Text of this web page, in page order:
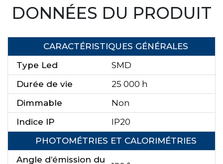
DONNÉES DU PRODUIT
CARACTÉRISTIQUES GÉNÉRALES
Type Led
SMD
Durée de vie
25 000 h
Dimmable
Non
Indice IP
IP20
PHOTOMÉTRIES ET CALORIMÉTRIES
Angle d’émission du